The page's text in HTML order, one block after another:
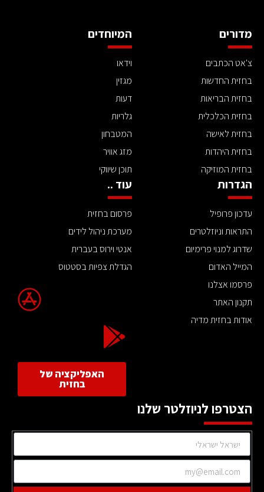
מדורים
צ'אט הכתבים
בחזית החדשות
בחזית הבריאות
בחזית הכלכלית
בחזית לאישה
בחזית היהדות
בחזית המוזיקה
המיוחדים
וידאו
מגזין
דעות
גלריות
המטבחון
מזג אוויר
תוכן שיווקי
הגדרות
עדכון פרופיל
התראות וניוזלטרים
שדרוג למנוי פרימיום
המייל האדום
פרסמו אצלנו
תקנון האתר
אודות בחזית מדיה
עוד ..
פרסום בחזית
מערכת ניהול לידים
אנטי וירוס בעברית
הגדלת צפיות בסטטוס
האפליקציה של
בחזית
הצטרפו לניוזלטר שלנו